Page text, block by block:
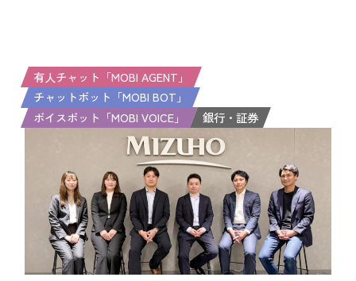
有人チャット「MOBI AGENT」
チャットボット「MOBI BOT」
ボイスボット「MOBI VOICE」
銀行・証券